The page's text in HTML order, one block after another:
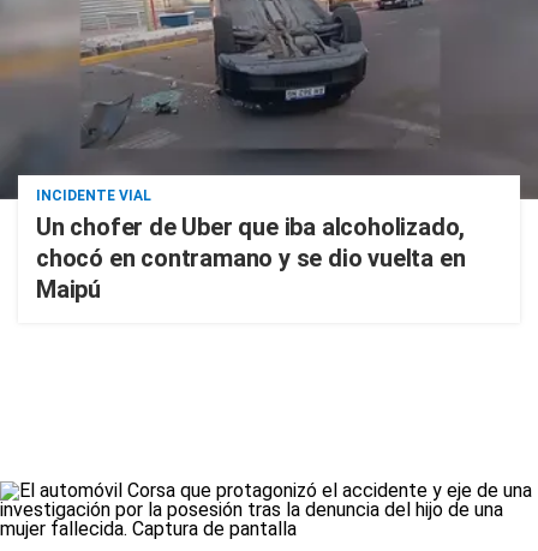
INCIDENTE VIAL
Un chofer de Uber que iba alcoholizado,
chocó en contramano y se dio vuelta en
Maipú